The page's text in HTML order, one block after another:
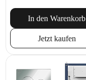
In den Warenkorb
Jetzt kaufen